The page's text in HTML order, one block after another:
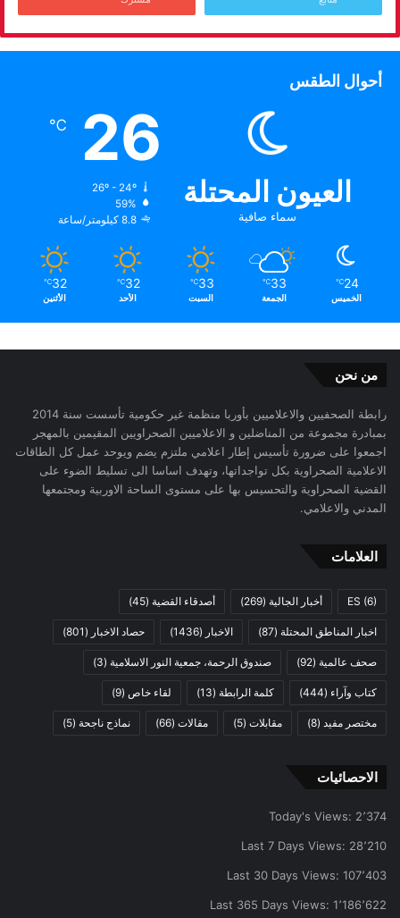
أحوال الطقس
العيون المحتلة
سماء صافية
26
℃
26º - 24º
59%
8.8 كيلومتر/ساعة
24
℃
الخميس
33
℃
الجمعة
33
℃
السبت
32
℃
الأحد
32
℃
الأثنين
من نحن
رابطة الصحفيين والاعلاميين بأوربا منظمة غير حكومية تأسست سنة 2014
بمبادرة مجموعة من المناضلين و الاعلاميين الصحراويين المقيمين بالمهجر
اجمعوا على ضرورة تأسيس إطار اعلامي ملتزم يضم ويوحد عمل كل الطاقات
الاعلامية الصحراوية بكل تواجداتها، وتهدف اساسا الى تسليط الضوء على
القضية الصحراوية والتحسيس بها على مستوى الساحة الاوربية ومجتمعها
المدني والاعلامي.
العلامات
ES (6) أخبار الجالية (269) أصدقاء القضية (45)
اخبار المناطق المحتلة (87) الاخبار (1436) حصاد الاخبار (801)
صحف عالمية (92) صندوق الرحمة، جمعية النور الاسلامية (3)
كتاب وآراء (444) كلمة الرابطة (13) لقاء خاص (9)
مختصر مفيد (8) مقابلات (5) مقالات (66) نماذج ناجحة (5)
الاحصائيات
Today's Views: 2٬374
Last 7 Days Views: 28٬210
Last 30 Days Views: 107٬403
Last 365 Days Views: 1٬186٬622